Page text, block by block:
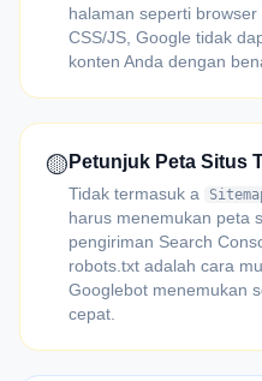
halaman seperti
CSS/JS, Google tidak
konten Anda dengan
🟡 Petunjuk Peta Situs
Tidak termasuk a
harus menemukan peta
pengiriman Search
robots.txt adalah cara
Googlebot menemukan
cepat.